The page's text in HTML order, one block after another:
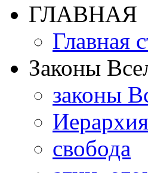
ГЛАВНАЯ
Главная
Законы
законы
Иерархия
свобода